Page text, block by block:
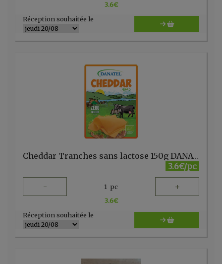
3.6€
Réception souhaitée le
Cheddar Tranches sans lactose 150g DANATEL
3.6€/pc
- 1 pc +
3.6€
Réception souhaitée le